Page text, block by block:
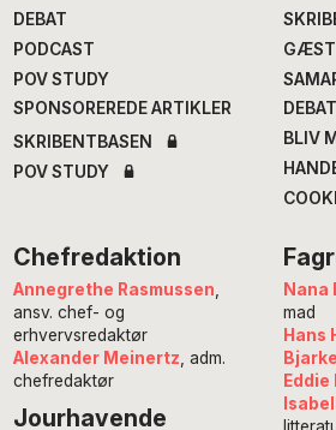
DEBAT
PODCAST
POV STUDY
SPONSOREREDE ARTIKLER
SKRIBENTBASEN
POV STUDY
BLIV
Chefredaktion
Annegrethe Rasmussen
ansv. chef- og
erhvervsredaktør
Alexander Meinertz , adm.
chefredaktør
Jourhavende
Nana
mad
Hans
Eddie